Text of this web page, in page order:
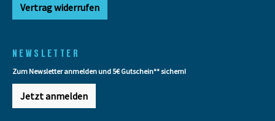
Vertrag widerrufen
NEWSLETTER
Zum Newsletter anmelden und 5€ Gutschein** sichern!
Jetzt anmelden